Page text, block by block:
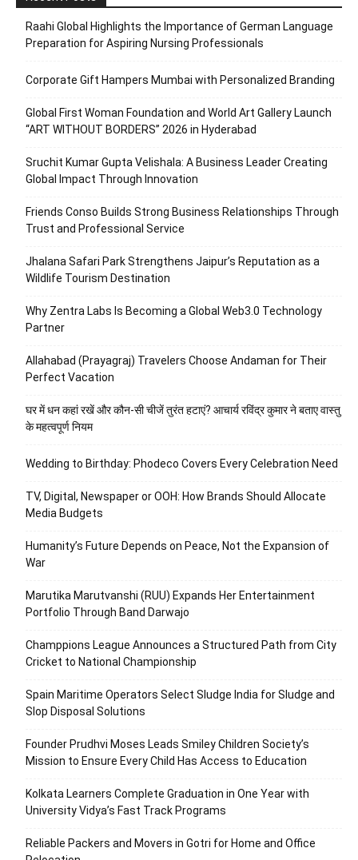
Raahi Global Highlights the Importance of German Language
Preparation for Aspiring Nursing Professionals
Corporate Gift Hampers Mumbai with Personalized Branding
Global First Woman Foundation and World Art Gallery Launch
“ART WITHOUT BORDERS” 2026 in Hyderabad
Sruchit Kumar Gupta Velishala: A Business Leader Creating
Global Impact Through Innovation
Friends Conso Builds Strong Business Relationships Through
Trust and Professional Service
Jhalana Safari Park Strengthens Jaipur’s Reputation as a
Wildlife Tourism Destination
Why Zentra Labs Is Becoming a Global Web3.0 Technology
Partner
Allahabad (Prayagraj) Travelers Choose Andaman for Their
Perfect Vacation
घर में धन कहां रखें और कौन-सी चीजें तुरंत हटाएं? आचार्य रविंद्र कुमार ने बताए वास्तु
के महत्वपूर्ण नियम
Wedding to Birthday: Phodeco Covers Every Celebration Need
TV, Digital, Newspaper or OOH: How Brands Should Allocate
Media Budgets
Humanity’s Future Depends on Peace, Not the Expansion of
War
Marutika Marutvanshi (RUU) Expands Her Entertainment
Portfolio Through Band Darwajo
Champpions League Announces a Structured Path from City
Cricket to National Championship
Spain Maritime Operators Select Sludge India for Sludge and
Slop Disposal Solutions
Founder Prudhvi Moses Leads Smiley Children Society’s
Mission to Ensure Every Child Has Access to Education
Kolkata Learners Complete Graduation in One Year with
University Vidya’s Fast Track Programs
Reliable Packers and Movers in Gotri for Home and Office